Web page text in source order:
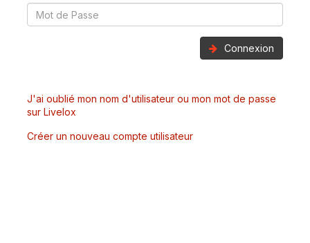
Connexion
J'ai oublié mon nom d'utilisateur ou mon mot de passe
sur Livelox
Créer un nouveau compte utilisateur